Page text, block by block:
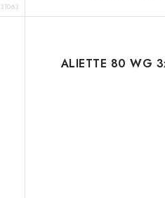
31063
ALIETTE 80 WG